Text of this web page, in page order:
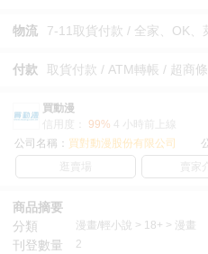
物流
付款 取貨付款 / ATM轉帳 / 超商
買動漫
信用度：
99% 4 小時前上線
公司名稱： 買對動漫股份有限公司 公
逛賣場
賣家
商品摘要
分類
漫畫/輕小說 > 18+ > 漫畫
刊登數量 2